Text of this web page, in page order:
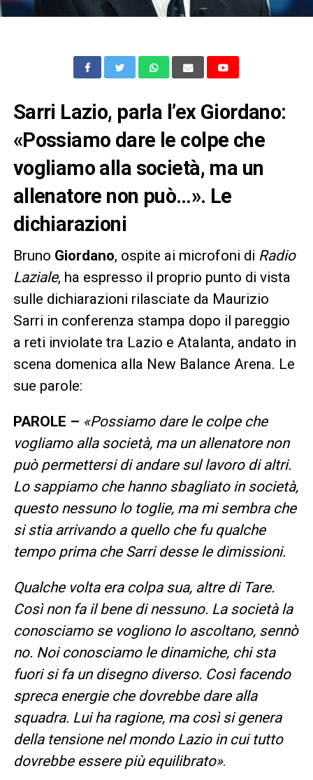
Sarri Lazio, parla l’ex Giordano:
«Possiamo dare le colpe che
vogliamo alla società, ma un
allenatore non può…». Le
dichiarazioni
Bruno Giordano, ospite ai microfoni di Radio
Laziale, ha espresso il proprio punto di vista
sulle dichiarazioni rilasciate da Maurizio
Sarri in conferenza stampa dopo il pareggio
a reti inviolate tra Lazio e Atalanta, andato in
scena domenica alla New Balance Arena. Le
sue parole:
PAROLE – «Possiamo dare le colpe che
vogliamo alla società, ma un allenatore non
può permettersi di andare sul lavoro di altri.
Lo sappiamo che hanno sbagliato in società,
questo nessuno lo toglie, ma mi sembra che
si stia arrivando a quello che fu qualche
tempo prima che Sarri desse le dimissioni.
Qualche volta era colpa sua, altre di Tare.
Così non fa il bene di nessuno. La società la
conosciamo se vogliono lo ascoltano, sennò
no. Noi conosciamo le dinamiche, chi sta
fuori si fa un disegno diverso. Così facendo
spreca energie che dovrebbe dare alla
squadra. Lui ha ragione, ma così si genera
della tensione nel mondo Lazio in cui tutto
dovrebbe essere più equilibrato».